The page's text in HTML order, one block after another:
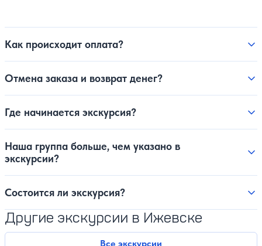
Как происходит оплата?
Отмена заказа и возврат денег?
Где начинается экскурсия?
Наша группа больше, чем указано в
экскурсии?
Состоится ли экскурсия?
Другие экскурсии в Ижевске
Все экскурсии